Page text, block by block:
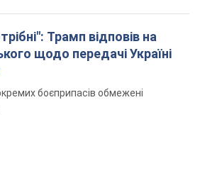
Трамп відповів на
щодо передачі Україні
боєприпасів обмежені